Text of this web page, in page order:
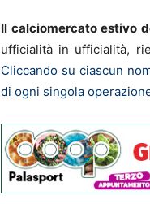
Il calciomercato estivo
ufficialità in ufficialità,
Cliccando su ciascun
di ogni singola